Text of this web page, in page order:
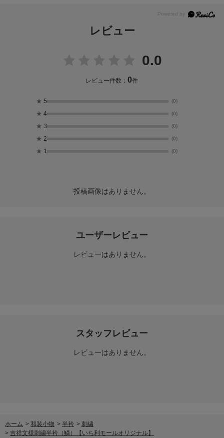
レビュー
0.0
レビュー件数：0件
★ 5 (0)
★ 4 (0)
★ 3 (0)
★ 2 (0)
★ 1 (0)
投稿画像はありません。
ユーザーレビュー
レビューはありません。
スタッフレビュー
レビューはありません。
ホーム > 和装小物 > 半衿 > 刺繍
> 吉祥文様刺繍半衿（鱗）【いち利モールオリジナル】